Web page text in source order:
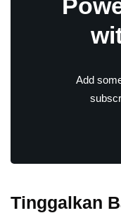
Add
Tinggalkan